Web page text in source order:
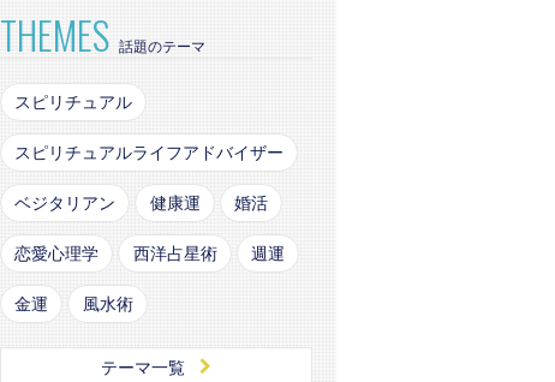
THEMES 話題のテーマ
スピリチュアル
スピリチュアルライフアドバイザー
ベジタリアン 健康運 婚活
恋愛心理学 西洋占星術 週運
金運 風水術
テーマ一覧